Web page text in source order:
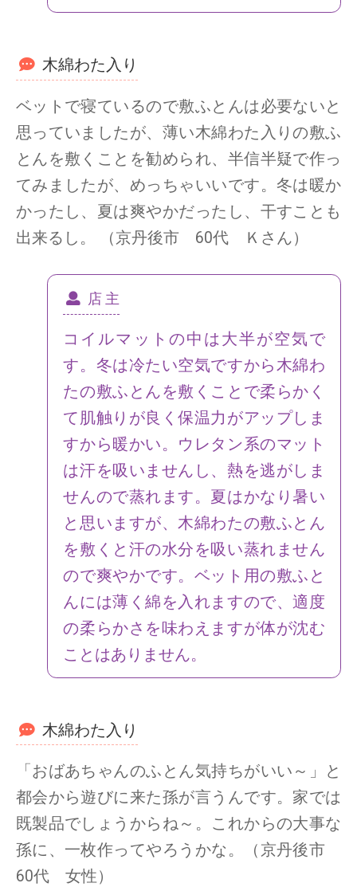
木綿わた入り
ベットで寝ているので敷ふとんは必要ないと
思っていましたが、薄い木綿わた入りの敷ふ
とんを敷くことを勧められ、半信半疑で作っ
てみましたが、めっちゃいいです。冬は暖か
かったし、夏は爽やかだったし、干すことも
出来るし。 （京丹後市 60代 Ｋさん）
店 主
コイルマットの中は大半が空気で
す。冬は冷たい空気ですから木綿わ
たの敷ふとんを敷くことで柔らかく
て肌触りが良く保温力がアップしま
すから暖かい。ウレタン系のマット
は汗を吸いませんし、熱を逃がしま
せんので蒸れます。夏はかなり暑い
と思いますが、木綿わたの敷ふとん
を敷くと汗の水分を吸い蒸れません
ので爽やかです。ベット用の敷ふと
んには薄く綿を入れますので、適度
の柔らかさを味わえますが体が沈む
ことはありません。
木綿わた入り
「おばあちゃんのふとん気持ちがいい～」と
都会から遊びに来た孫が言うんです。家では
既製品でしょうからね～。これからの大事な
孫に、一枚作ってやろうかな。（京丹後市
60代 女性）